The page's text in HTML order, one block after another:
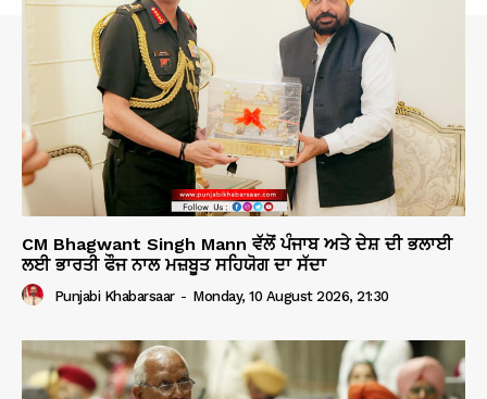
CM Bhagwant Singh Mann ਵੱਲੋਂ ਪੰਜਾਬ ਅਤੇ ਦੇਸ਼ ਦੀ ਭਲਾਈ
ਲਈ ਭਾਰਤੀ ਫੌਜ ਨਾਲ ਮਜ਼ਬੂਤ ਸਹਿਯੋਗ ਦਾ ਸੱਦਾ
Punjabi Khabarsaar - Monday, 10 August 2026, 21:30